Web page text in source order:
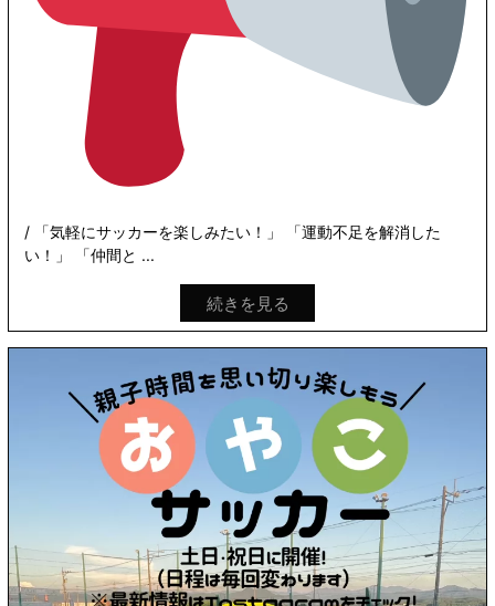
/ 「気軽にサッカーを楽しみたい！」 「運動不足を解消した
い！」 「仲間と ...
続きを見る